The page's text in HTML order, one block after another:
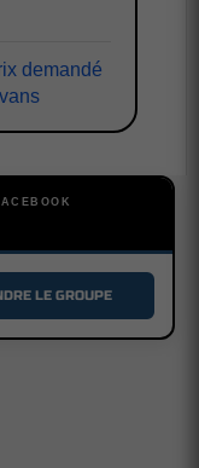
demandé
LE GROUPE